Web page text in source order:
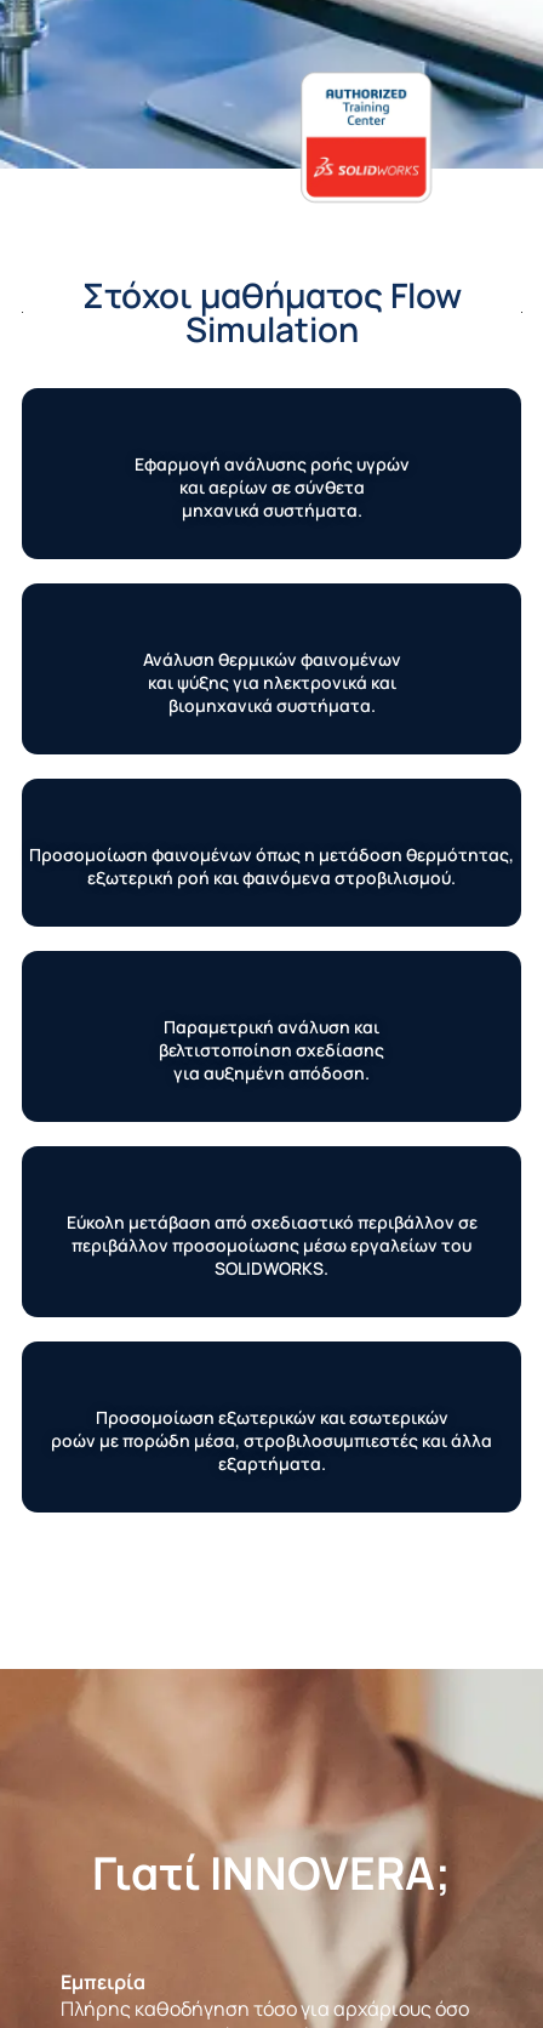
Στόχοι μαθήματος Flow
Simulation
Εφαρμογή ανάλυσης ροής υγρών
και αερίων σε σύνθετα
μηχανικά συστήματα.
Ανάλυση θερμικών φαινομένων
και ψύξης για ηλεκτρονικά και
βιομηχανικά συστήματα.
Προσομοίωση φαινομένων όπως η μετάδοση θερμότητας,
εξωτερική ροή και φαινόμενα στροβιλισμού.
Παραμετρική ανάλυση και
βελτιστοποίηση σχεδίασης
για αυξημένη απόδοση.
Εύκολη μετάβαση από σχεδιαστικό περιβάλλον σε
περιβάλλον προσομοίωσης μέσω εργαλείων του
SOLIDWORKS.
Προσομοίωση εξωτερικών και εσωτερικών
ροών με πορώδη μέσα, στροβιλοσυμπιεστές και άλλα
εξαρτήματα.
Γιατί INNOVERA;
Εμπειρία
Πλήρης καθοδήγηση τόσο για αρχάριους όσο